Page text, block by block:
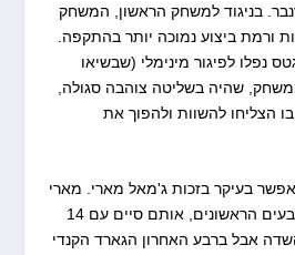
בניגוד למשחק הראשון, המשחק
ורמת ביצוע נמוכה יותר בהתקפה.
27:27, הנאגטס נפלו לפיגור מינימלי (שבשיאו
שלבי המשחק, שהיה בשליטה צוהבה סגולה,
הצליחו להשוות ולהפוך את
בעיקר בזכות ג'מאל מארי. מארי
היה לא טוב בשלושת הרבעים הראשונים, אותם סיים עם 14
בלבד ב-5/17 מהשדה אבל ברבע האחרון הגארד הקנדי